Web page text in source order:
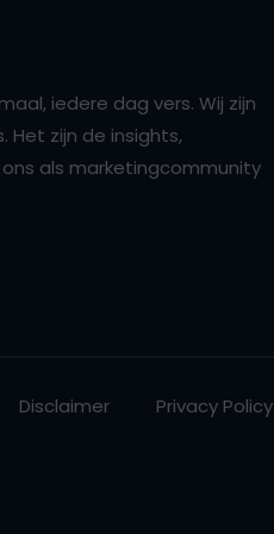
iedere dag vers. Wij zijn
zijn de insights,
als marketingcommunity
Disclaimer Privacy Policy